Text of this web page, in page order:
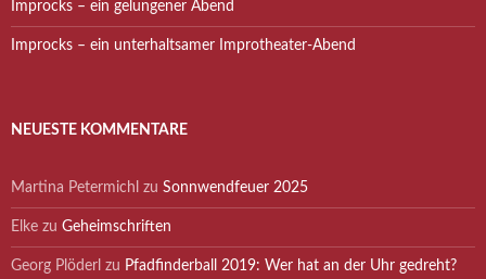
Improcks – ein gelungener Abend
Improcks – ein unterhaltsamer Improtheater-Abend
NEUESTE KOMMENTARE
Martina Petermichl zu Sonnwendfeuer 2025
Elke zu Geheimschriften
Georg Plöderl zu Pfadfinderball 2019: Wer hat an der Uhr gedreht?